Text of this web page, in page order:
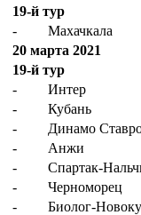
19-й тур
-
Махачкала
20 марта 2021
19-й тур
-
Интер
-
Кубань
-
Динамо
-
Анжи
-
Спартак-
-
Черноморец
-
Биолог-